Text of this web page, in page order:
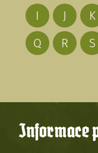
I
J K
Q
R S
Informace